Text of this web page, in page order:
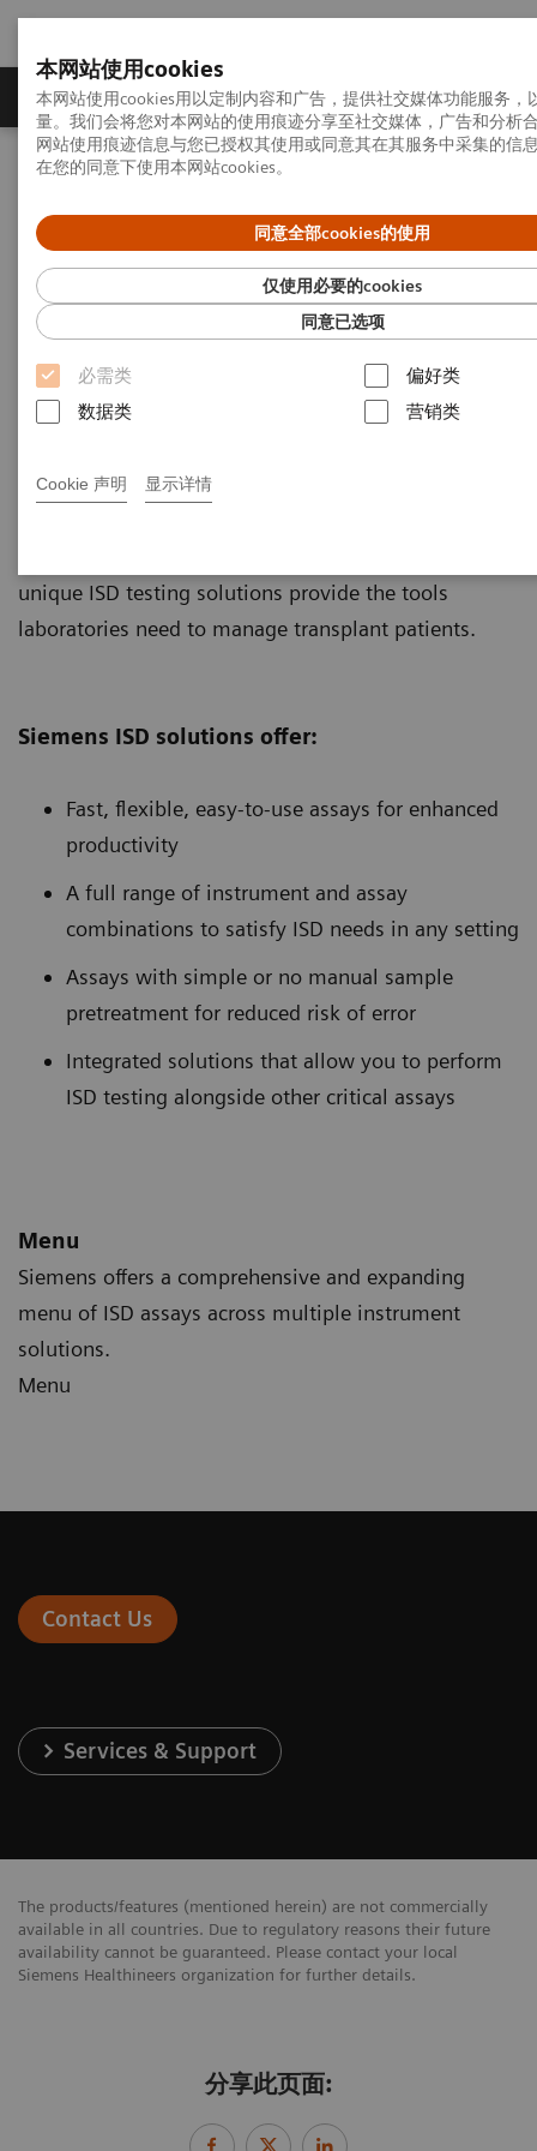
本网站使用cookies
本网站使用cookies用以定制内容和广告，提供社交媒体功能服务，
量。我们会将您对本网站的使用痕迹分享至社交媒体，广告和分析
网站使用痕迹信息与您已授权其使用或同意其在其服务中采集的信
在您的同意下使用本网站cookies。
同意全部cookies的使用
仅使用必要的cookies
同意已选项
必需类
偏好类
数据类
营销类
Cookie 声明 显示详情
产品一览 疾病与临床解决方案 相关信息
首页 疾病与临床解决方案
器官移植 - ISDs
Overview of Siemens' ISD
solutions
With recognized drug testing expertise, Siemens
expanding menu of tests across multiple instrument
unique ISD testing solutions provide the tools
laboratories need to manage transplant patients.
Siemens ISD solutions offer:
Fast, flexible, easy-to-use assays for enhanced
productivity
A full range of instrument and assay
combinations to satisfy ISD needs in any setting
Assays with simple or no manual sample
pretreatment for reduced risk of error
Integrated solutions that allow you to perform
ISD testing alongside other critical assays
Menu
Siemens offers a comprehensive and expanding
menu of ISD assays across multiple instrument
solutions.
Menu
Contact Us
Services & Support
The products/features (mentioned herein) are not commercially
available in all countries. Due to regulatory reasons their future
availability cannot be guaranteed. Please contact your local
Siemens Healthineers organization for further details.
分享此页面: